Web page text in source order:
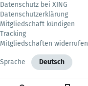
Datenschutz bei XING
Datenschutzerklärung
Mitgliedschaft kündigen
Tracking
Mitgliedschaften widerrufen
Sprache Deutsch